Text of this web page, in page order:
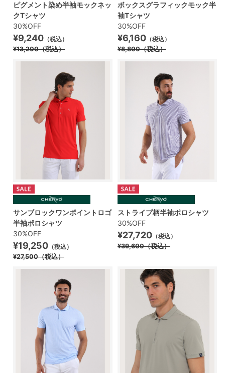
ピグメント染め半袖モックネッ
クTシャツ
30%OFF
¥9,240 （税込）
¥13,200（税込）
ボックスグラフィックモック半
袖Tシャツ
30%OFF
¥6,160 （税込）
¥8,800（税込）
サンブロックワンポイントロゴ
半袖ポロシャツ
30%OFF
¥19,250 （税込）
¥27,500（税込）
ストライプ柄半袖ポロシャツ
30%OFF
¥27,720 （税込）
¥39,600（税込）